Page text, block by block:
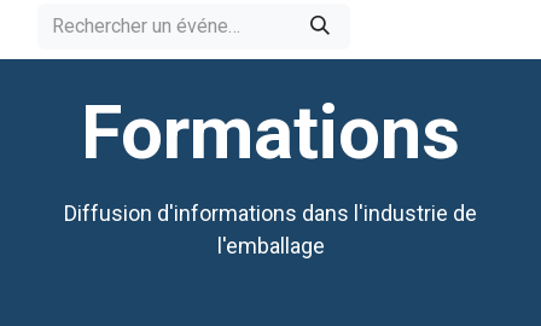
Formations
Diffusion d'informations dans l'industrie de
l'emballage